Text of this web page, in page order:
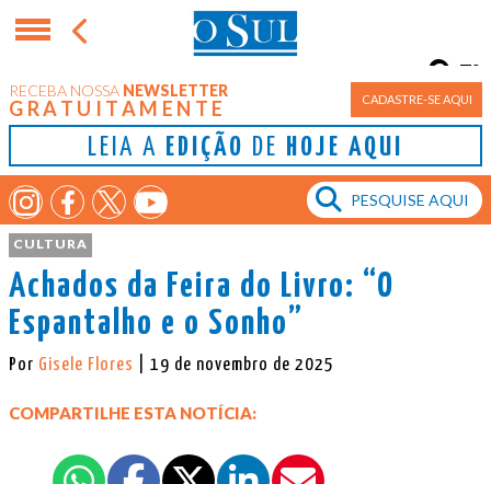
RECEBA NOSSA NEWSLETTER
GRATUITAMENTE CADASTRE-SE AQUI
LEIA A EDIÇÃO DE HOJE AQUI
Porto Alegre
7°
CULTURA
Achados da Feira do Livro: “O
Espantalho e o Sonho”
Por Gisele Flores | 19 de novembro de 2025
COMPARTILHE ESTA NOTÍCIA: